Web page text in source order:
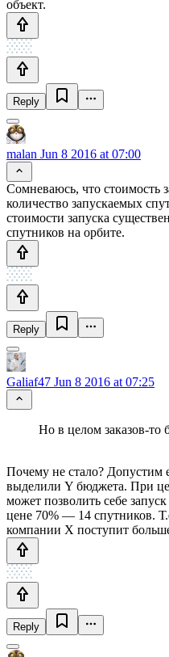
объект.
Reply
malan Jun 8 2016 at 07:00
Сомневаюсь, что стоимость
количество запускаемых
стоимости запуска
спутников на орбите.
Reply
Galiaf47 Jun 8 2016 at 07:25
Но в целом заказов-то
Почему не стало? Допустим
выделили Y бюджета. При
может позволить себе
цене 70% — 14 спутников.
компании X поступит
Reply